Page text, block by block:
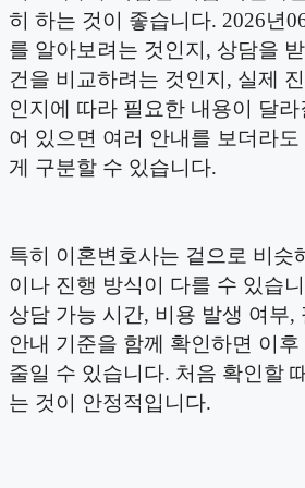
히 하는 것이 좋습니다. 2026년
를 알아보려는 것인지, 상담을
건을 비교하려는 것인지, 실제
인지에 따라 필요한 내용이 달
어 있으면 여러 안내를 보더라
게 구분할 수 있습니다.
특히 이혼변호사는 겉으로 비슷
이나 진행 방식이 다를 수 있습
상담 가능 시간, 비용 발생 여부
안내 기준을 함께 확인하면 이
줄일 수 있습니다. 처음 확인할
는 것이 안정적입니다.